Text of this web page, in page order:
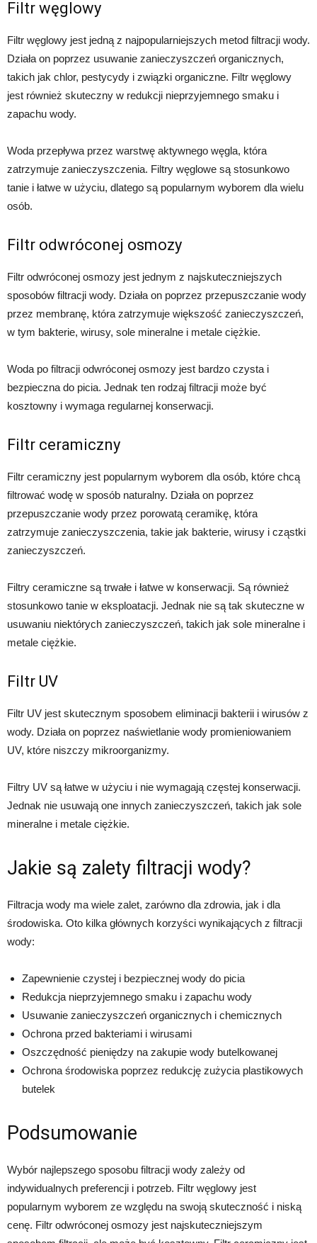
Filtr węglowy
Filtr węglowy jest jedną z najpopularniejszych metod filtracji wody.
Działa on poprzez usuwanie zanieczyszczeń organicznych,
takich jak chlor, pestycydy i związki organiczne. Filtr węglowy
jest również skuteczny w redukcji nieprzyjemnego smaku i
zapachu wody.
Woda przepływa przez warstwę aktywnego węgla, która
zatrzymuje zanieczyszczenia. Filtry węglowe są stosunkowo
tanie i łatwe w użyciu, dlatego są popularnym wyborem dla wielu
osób.
Filtr odwróconej osmozy
Filtr odwróconej osmozy jest jednym z najskuteczniejszych
sposobów filtracji wody. Działa on poprzez przepuszczanie wody
przez membranę, która zatrzymuje większość zanieczyszczeń,
w tym bakterie, wirusy, sole mineralne i metale ciężkie.
Woda po filtracji odwróconej osmozy jest bardzo czysta i
bezpieczna do picia. Jednak ten rodzaj filtracji może być
kosztowny i wymaga regularnej konserwacji.
Filtr ceramiczny
Filtr ceramiczny jest popularnym wyborem dla osób, które chcą
filtrować wodę w sposób naturalny. Działa on poprzez
przepuszczanie wody przez porowatą ceramikę, która
zatrzymuje zanieczyszczenia, takie jak bakterie, wirusy i cząstki
zanieczyszczeń.
Filtry ceramiczne są trwałe i łatwe w konserwacji. Są również
stosunkowo tanie w eksploatacji. Jednak nie są tak skuteczne w
usuwaniu niektórych zanieczyszczeń, takich jak sole mineralne i
metale ciężkie.
Filtr UV
Filtr UV jest skutecznym sposobem eliminacji bakterii i wirusów z
wody. Działa on poprzez naświetlanie wody promieniowaniem
UV, które niszczy mikroorganizmy.
Filtry UV są łatwe w użyciu i nie wymagają częstej konserwacji.
Jednak nie usuwają one innych zanieczyszczeń, takich jak sole
mineralne i metale ciężkie.
Jakie są zalety filtracji wody?
Filtracja wody ma wiele zalet, zarówno dla zdrowia, jak i dla
środowiska. Oto kilka głównych korzyści wynikających z filtracji
wody:
Zapewnienie czystej i bezpiecznej wody do picia
Redukcja nieprzyjemnego smaku i zapachu wody
Usuwanie zanieczyszczeń organicznych i chemicznych
Ochrona przed bakteriami i wirusami
Oszczędność pieniędzy na zakupie wody butelkowanej
Ochrona środowiska poprzez redukcję zużycia plastikowych
butelek
Podsumowanie
Wybór najlepszego sposobu filtracji wody zależy od
indywidualnych preferencji i potrzeb. Filtr węglowy jest
popularnym wyborem ze względu na swoją skuteczność i niską
cenę. Filtr odwróconej osmozy jest najskuteczniejszym